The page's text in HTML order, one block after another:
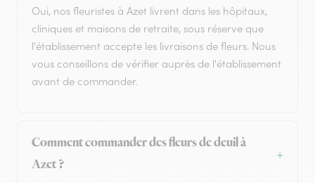
Oui, nos fleuristes à Azet livrent dans les hôpitaux,
cliniques et maisons de retraite, sous réserve que
l'établissement accepte les livraisons de fleurs. Nous
vous conseillons de vérifier auprès de l'établissement
avant de commander.
Comment commander des fleurs de deuil à
Azet ?